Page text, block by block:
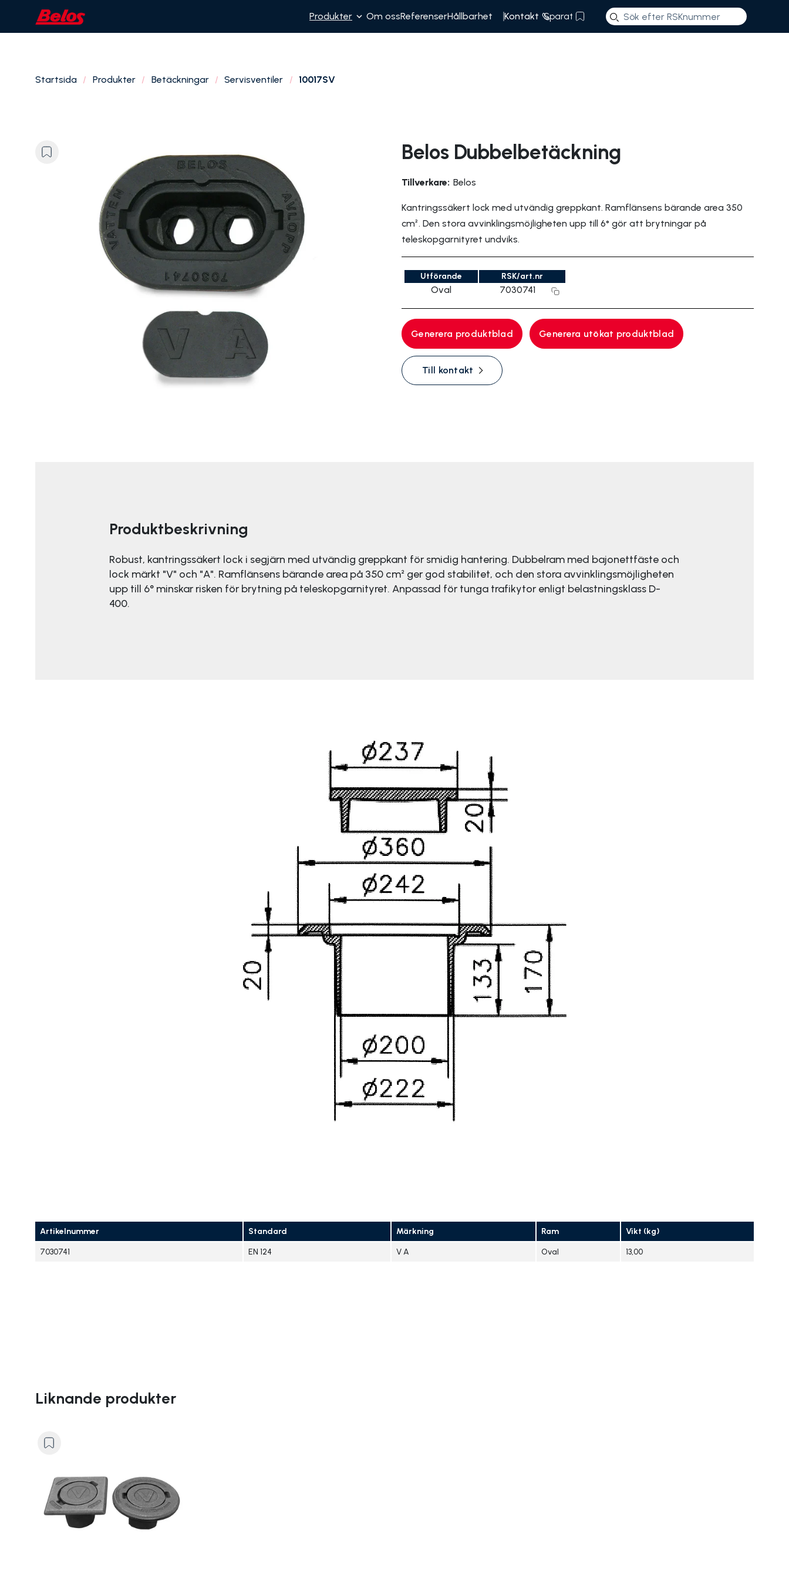
Produkter Om ossReferenserHållbarhet Kontakt Sparat
Startsida Produkter Betäckningar Servisventiler 10017SV
Belos Dubbelbetäckning
Tillverkare: Belos
Kantringssäkert lock med utvändig greppkant. Ramflänsens bärande area 350
cm². Den stora avvinklingsmöjligheten upp till 6° gör att brytningar på
teleskopgarnityret undviks.
Utförande RSK/art.nr
Oval 7030741
Generera produktblad Generera utökat produktblad
Till kontakt
Produktbeskrivning
Robust, kantringssäkert lock i segjärn med utvändig greppkant för smidig hantering. Dubbelram med bajonettfäste och
lock märkt "V" och "A". Ramflänsens bärande area på 350 cm² ger god stabilitet, och den stora avvinklingsmöjligheten
upp till 6° minskar risken för brytning på teleskopgarnityret. Anpassad för tunga trafikytor enligt belastningsklass D-
400.
Artikelnummer Standard Märkning Ram Vikt (kg)
7030741 EN 124 V A Oval 13,00
Liknande produkter